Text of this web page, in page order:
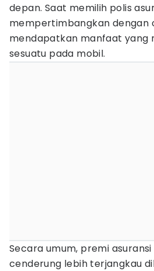
depan. Saat memilih polis
mempertimbangkan dengan
mendapatkan manfaat yang
sesuatu pada mobil.
Secara umum, premi
cenderung lebih terjangkau